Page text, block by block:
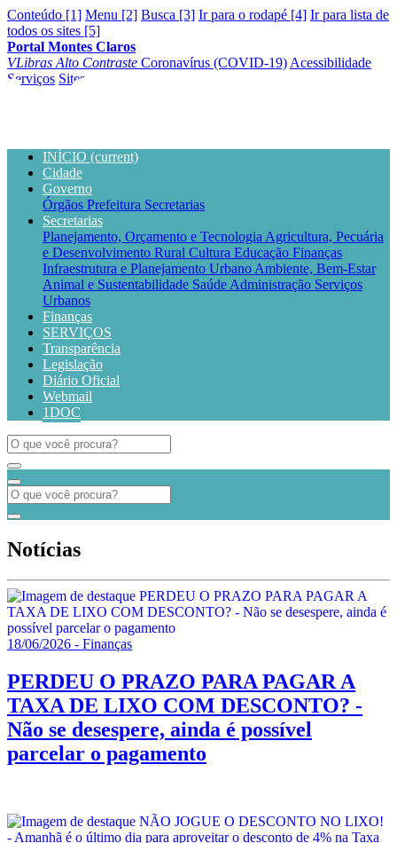
Conteúdo [1] Menu [2] Busca [3] Ir para o rodapé [4] Ir para lista de
todos os sites [5]
Portal Montes Claros
VLibras Alto Contraste Coronavírus (COVID-19) Acessibilidade
Serviços Sites
INÍCIO (current)
Cidade
Governo
Órgãos Prefeitura Secretarias
Secretarias
Planejamento, Orçamento e Tecnologia Agricultura, Pecuária
e Desenvolvimento Rural Cultura Educação Finanças
Infraestrutura e Planejamento Urbano Ambiente, Bem-Estar
Animal e Sustentabilidade Saúde Administração Serviços
Urbanos
Finanças
SERVIÇOS
Transparência
Legislação
Diário Oficial
Webmail
1DOC
Notícias
18/06/2026 - Finanças
PERDEU O PRAZO PARA PAGAR A
TAXA DE LIXO COM DESCONTO? -
Não se desespere, ainda é possível
parcelar o pagamento